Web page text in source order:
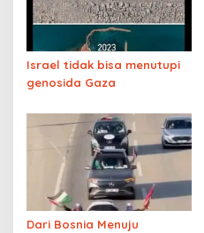
Israel tidak bisa menutupi
genosida Gaza
Dari Bosnia Menuju